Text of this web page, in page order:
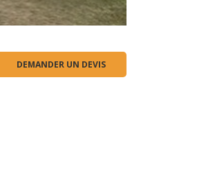
DEMANDER UN DEVIS